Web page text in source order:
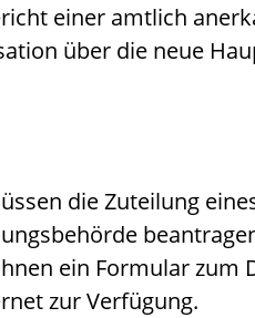
einer amtlich
über die neue
die Zuteilung
ein Formular zum
zur Verfügung.